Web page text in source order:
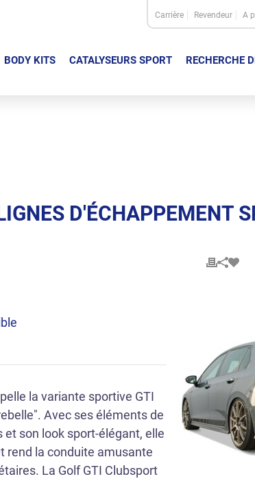
Carrière Revendeur A
BODY KITS CATALYSEURS SPORT RECHERCHE
D'ÉCHAPPEMENT
la variante sportive GTI
Avec ses éléments de
et son look sport-élégant, elle
rend la conduite amusante
La Golf GTI Clubsport